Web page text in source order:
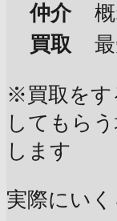
仲介
買取
※買取をす
してもら
します
実際にい